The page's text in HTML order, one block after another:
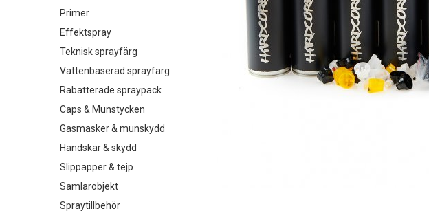
Primer
Effektspray
Teknisk sprayfärg
Vattenbaserad sprayfärg
Rabatterade spraypack
Caps & Munstycken
Gasmasker & munskydd
Handskar & skydd
Slippapper & tejp
Samlarobjekt
Spraytillbehör